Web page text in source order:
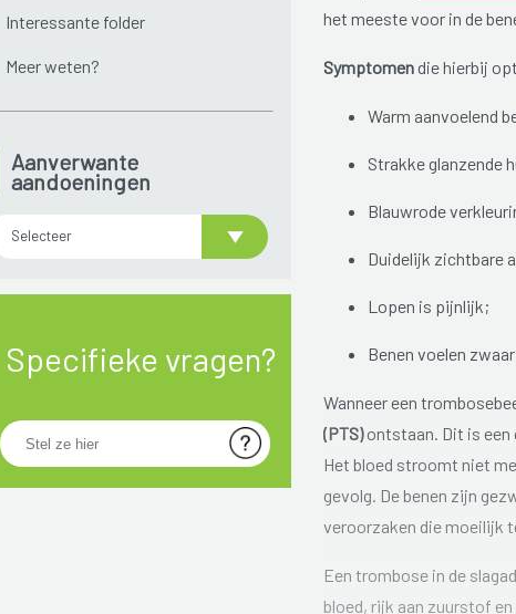
Interessante folder
Meer weten?
Aanverwante
aandoeningen
Selecteer
Specifieke vragen?
het meeste voor in de
Symptomendie hierbij
Warm aanvoelend
Strakke glanzende
Blauwrode
Duidelijk zichtbare
Lopen is pijnlijk;
Benen voelen
Wanneer een
(PTS)ontstaan. Dit is een
Het bloed stroomt niet
gevolg. De benen zijn
veroorzaken die moeilijk
Een trombose in de
bloed, rijk aan zuurstof